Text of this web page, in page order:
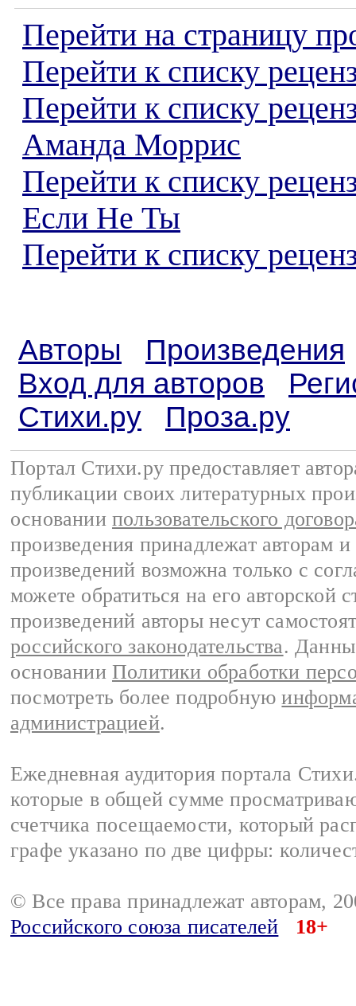
Перейти на страницу
Перейти к списку
Перейти к списку
Аманда Моррис
Перейти к списку
Если Не Ты
Перейти к списку
Авторы
Произведения
Вход для авторов
Стихи.ру
Проза.ру
Портал Стихи.ру предоставляет
публикации своих литературных
основании пользовательского
произведения принадлежат авторам
произведений возможна только с
можете обратиться на его авторской
произведений авторы несут
российского законодательства.
основании Политики обработки
посмотреть более подробную
администрацией.
Ежедневная аудитория портала
которые в общей сумме
счетчика посещаемости, который
графе указано по две цифры:
© Все права принадлежат авторам,
Российского союза писателей
18+